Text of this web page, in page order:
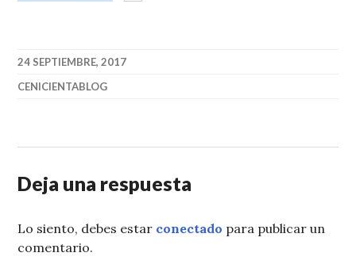
24 SEPTIEMBRE, 2017
CENICIENTABLOG
Deja una respuesta
Lo siento, debes estar conectado para publicar un
comentario.